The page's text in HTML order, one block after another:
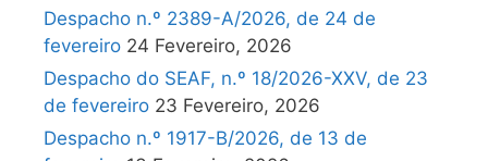
Despacho n.º 2389-A/2026, de 24 de
fevereiro 24 Fevereiro, 2026
Despacho do SEAF, n.º 18/2026-XXV, de 23
de fevereiro 23 Fevereiro, 2026
Despacho n.º 1917-B/2026, de 13 de